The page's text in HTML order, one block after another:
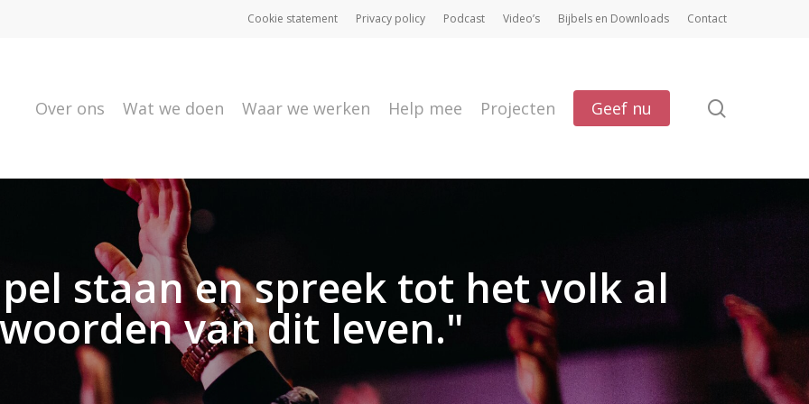
Cookie statement Privacy policy Podcast Video’s Bijbels en Downloads Contact
Over ons Wat we doen Waar we werken Help mee Projecten Geef nu
staan en spreek tot het volk al
van dit leven."